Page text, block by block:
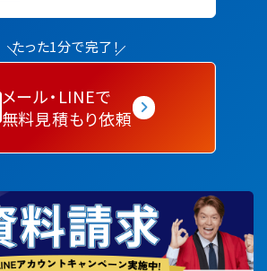
たった1分で完了！
メール・LINEで
無料見積もり依頼